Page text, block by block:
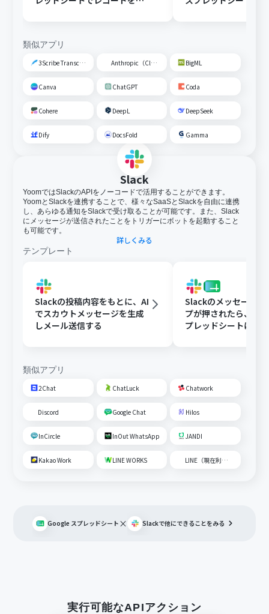
類似アプリ
3Scribe Transcription Anthropic（Claude） BigML
Canva ChatGPT Coda
Cohere DeepL DeepSeek
Dify DocsFold Gamma
Slack
YoomではSlackのAPIをノーコードで活用することができます。
YoomとSlackを連携することで、様々なSaaSとSlackを自由に連携
し、あらゆる通知をSlackで受け取ることが可能です。また、Slack
にメッセージが送信されたことをトリガーにボットを起動すること
も可能です。
詳しくみる
テンプレート
Slackの投稿内容をもとに、AI
でスカウトメッセージを生成
しメール送信する
Slackのメッセージに
プが押されたら、
プレッドシートにメ
類似アプリ
2Chat ChatLuck Chatwork
Discord Google Chat Hilos
InCircle InOut WhatsApp JANDI
Kakao Work LINE WORKS LINE（現在利用不可）
Google スプレッドシート × Slackで他にできることをみる
実行可能なAPIアクション